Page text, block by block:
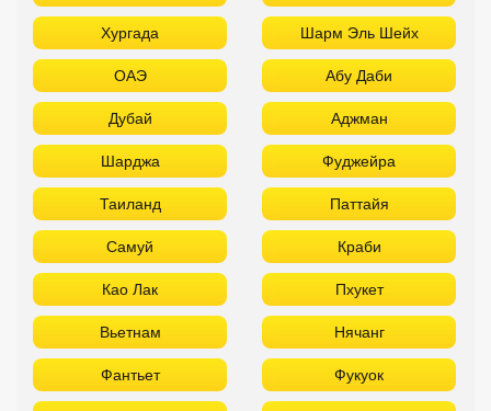
Хургада Шарм Эль Шейх
ОАЭ Абу Даби
Дубай Аджман
Шарджа Фуджейра
Таиланд Паттайя
Самуй Краби
Као Лак Пхукет
Вьетнам Нячанг
Фантьет Фукуок